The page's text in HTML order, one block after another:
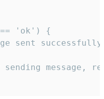
'ok') {
sent
sending message,